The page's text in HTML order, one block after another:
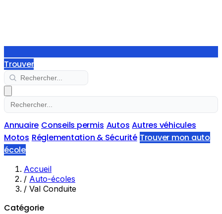
Trouver
Annuaire Conseils permis Autos Autres véhicules
Motos Réglementation & Sécurité Trouver mon auto
école
Accueil
/ Auto-écoles
/ Val Conduite
Catégorie